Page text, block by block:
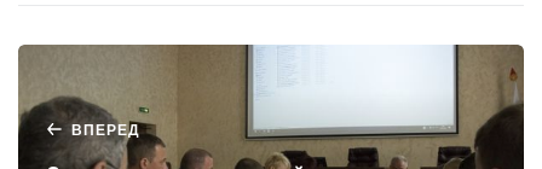
ВПЕРЕД